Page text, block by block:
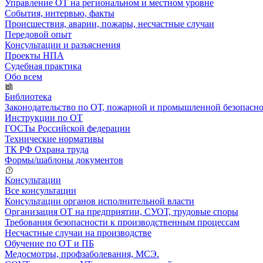
Управление ОТ на региональном и местном уровне
События, интервью, факты
Происшествия, аварии, пожары, несчастные случаи
Передовой опыт
Консультации и разъяснения
Проекты НПА
Судебная практика
Обо всем
Библиотека
Законодательство по ОТ, пожарной и промышленной
Инструкции по ОТ
ГОСТы Российской федерации
Технические нормативы
ТК РФ Охрана труда
Формы/шаблоны документов
Консультации
Все консультации
Консультации органов исполнительной власти
Организация ОТ на предприятии, СУОТ, трудовые споры
Требования безопасности к производственным процессам
Несчастные случаи на производстве
Обучение по ОТ и ПБ
Медосмотры, профзаболевания, МСЭ.